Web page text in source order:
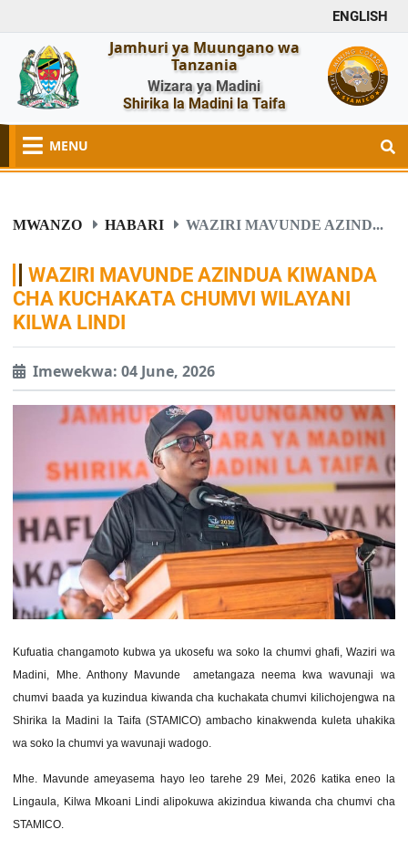
ENGLISH
Jamhuri ya Muungano wa
Tanzania
Wizara ya Madini
Shirika la Madini la Taifa
MENU
MWANZO HABARI WAZIRI MAVUNDE AZIND...
WAZIRI MAVUNDE AZINDUA KIWANDA
CHA KUCHAKATA CHUMVI WILAYANI
KILWA LINDI
Imewekwa: 04 June, 2026
Kufuatia changamoto kubwa ya ukosefu wa soko la chumvi ghafi, Waziri wa
Madini, Mhe. Anthony Mavunde ametangaza neema kwa wavunaji wa
chumvi baada ya kuzindua kiwanda cha kuchakata chumvi kilichojengwa na
Shirika la Madini la Taifa (STAMICO) ambacho kinakwenda kuleta uhakika
wa soko la chumvi ya wavunaji wadogo.
Mhe. Mavunde ameyasema hayo leo tarehe 29 Mei, 2026 katika eneo la
Lingaula, Kilwa Mkoani Lindi alipokuwa akizindua kiwanda cha chumvi cha
STAMICO.